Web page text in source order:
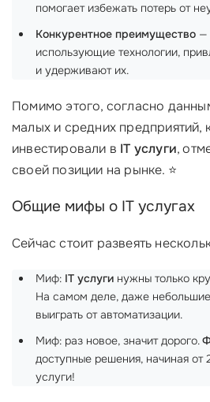
помогает избежать потерь от
Конкурентное преимущество —
использующие технологии,
и удерживают их.
Помимо этого, согласно
малых и средних предприятий,
инвестировали в IT услуги,
своей позиции на рынке. ⭐
Общие мифы о IT услугах
Сейчас стоит развеять
Миф: IT услуги нужны только
На самом деле, даже
выиграть от автоматизации.
Миф: раз новое, значит дорого.
доступные решения, начиная от
услуги!